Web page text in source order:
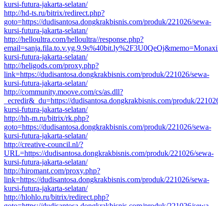
kursi-futura-jakarta-selatan/
http://hd-ts.ru/bitrix/redirect.php?
goto=https://dudisantosa.dongkrakbisnis.com/produk/221026/sewa-
kursi-futura-jakarta-selatan/
http://helloultra.com/helloultra//response.php?
kursi-futura-jakarta-selatan/
http://heligods.com/proxy.php?
link=https://dudisantosa.dongkrakbisnis.com/produk/221026/sewa-
kursi-futura-jakarta-selatan/
http://community.moove.com/cs/as.dll?
_ecredir&_du=https://dudisantosa.dongkrakbisnis.com/produk/
kursi-futura-jakarta-selatan/
http://hh-m.ru/bitrix/rk.php?
goto=https://dudisantosa.dongkrakbisnis.com/produk/221026/sewa-
kursi-futura-jakarta-selatan/
http://creative-council.nl/?
URL=https://dudisantosa.dongkrakbisnis.com/produk/221026/sewa-
kursi-futura-jakarta-selatan/
http://hiromant.com/proxy.php?
link=https://dudisantosa.dongkrakbisnis.com/produk/221026/sewa-
kursi-futura-jakarta-selatan/
http://hlohlo.ru/bitrix/redirect.php?